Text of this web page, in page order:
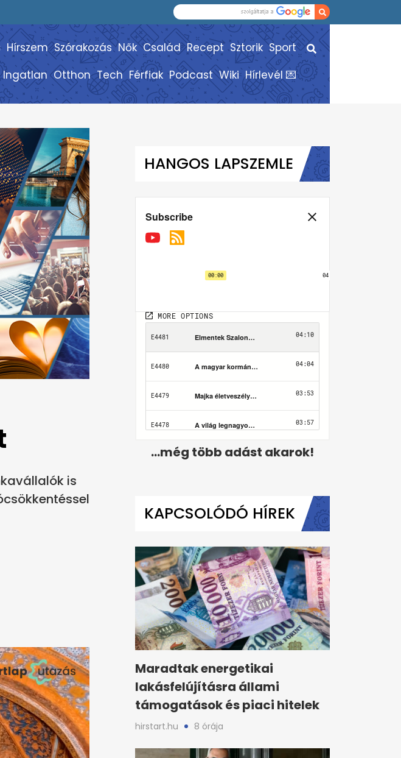
Hírszem Szórakozás Nők Család Recept Sztorik Sport
Ingatlan Otthon Tech Férfiak Podcast Wiki Hírlevél 💌
is
HANGOS LAPSZEMLE
...még több adást akarok!
KAPCSOLÓDÓ HÍREK
Maradtak energetikai
lakásfelújításra állami
támogatások és piaci hitelek
hirstart.hu 8 órája